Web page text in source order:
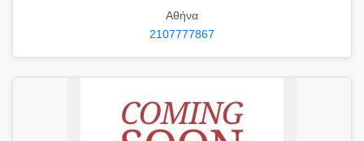
Αθήνα
2107777867